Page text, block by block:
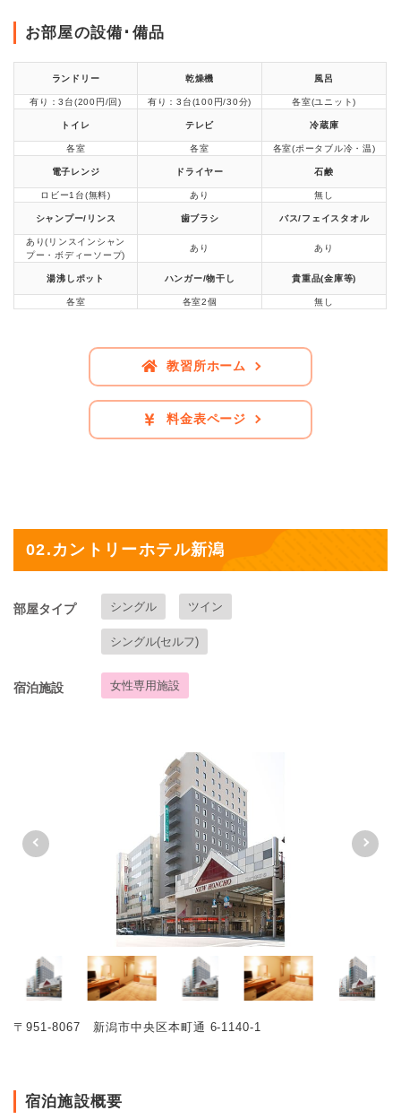
お部屋の設備･備品
ランドリー
有り：3台(200円/回)
乾燥機
有り：3台(100円/30分)
風呂
各室(ユニット)
トイレ
各室
テレビ
各室
冷蔵庫
各室(ポータブル冷・温)
電子レンジ
ロビー1台(無料)
ドライヤー
あり
石鹸
無し
シャンプー/リンス
あり(リンスインシャン
プー・ボディーソープ)
歯ブラシ
あり
バス/フェイスタオル
あり
湯沸しポット
各室
ハンガー/物干し
各室2個
貴重品(金庫等)
無し
教習所ホーム
料金表ページ
02.カントリーホテル新潟
部屋タイプ シングル ツイン
シングル(セルフ)
宿泊施設 女性専用施設
〒951-8067 新潟市中央区本町通 6-1140-1
宿泊施設概要